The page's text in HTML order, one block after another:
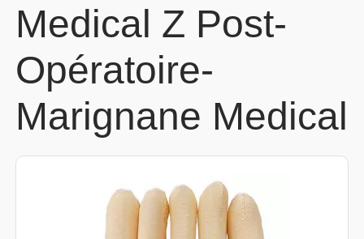
Medical Z Post-
Opératoire-
Marignane Medical